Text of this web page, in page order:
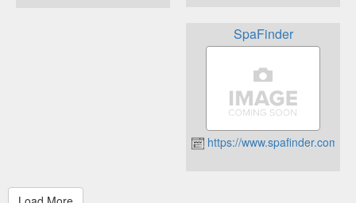
SpaFinder
https://www.spafinder.com/